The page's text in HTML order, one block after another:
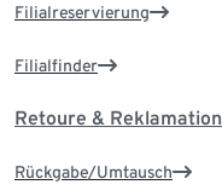
Filialreservierung
Filialfinder
Retoure & Reklamation
Rückgabe/Umtausch